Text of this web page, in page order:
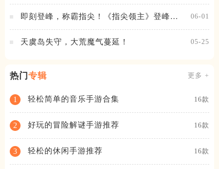
即刻登峰，称霸指尖！《指尖领主》登峰测
06-01
天虞岛失守，大荒魔气蔓延！ 05-25
热门专辑 更多 +
1 轻松简单的音乐手游合集 16款
2 好玩的冒险解谜手游推荐 16款
3 轻松的休闲手游推荐 16款